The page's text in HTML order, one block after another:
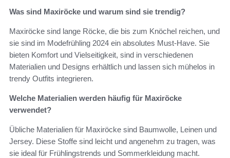
Was sind Maxiröcke und warum sind sie trendig?
Maxiröcke sind lange Röcke, die bis zum Knöchel reichen, und
sie sind im Modefrühling 2024 ein absolutes Must-Have. Sie
bieten Komfort und Vielseitigkeit, sind in verschiedenen
Materialien und Designs erhältlich und lassen sich mühelos in
trendy Outfits integrieren.
Welche Materialien werden häufig für Maxiröcke
verwendet?
Übliche Materialien für Maxiröcke sind Baumwolle, Leinen und
Jersey. Diese Stoffe sind leicht und angenehm zu tragen, was
sie ideal für Frühlingstrends und Sommerkleidung macht.